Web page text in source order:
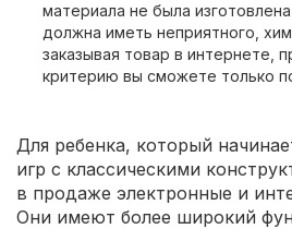
материала не была
должна иметь неприятного,
заказывая товар в интернете,
критерию вы сможете только
Для ребенка, который
игр с классическими
в продаже электронные и
Они имеют более широкий